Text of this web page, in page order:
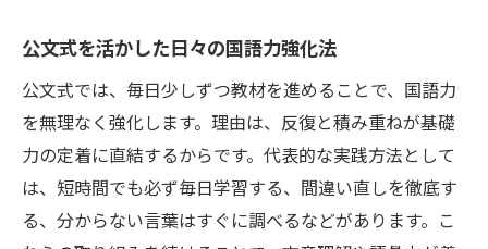
公文式を活かした日々の国語力強化法
公文式では、毎日少しずつ教材を進めることで、国語力
を無理なく強化します。理由は、反復と積み重ねが基礎
力の定着に直結するからです。代表的な実践方法として
は、短時間でも必ず毎日学習する、間違い直しを徹底す
る、分からない言葉はすぐに調べるなどがあります。こ